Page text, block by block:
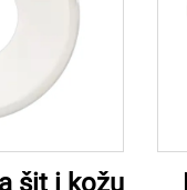
šit i kožu